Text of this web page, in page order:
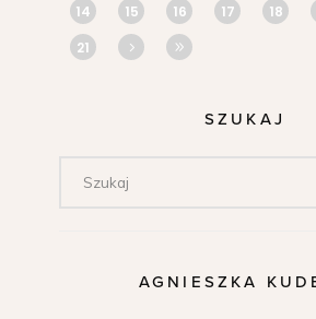
14
15 16 17 18
21
SZUKAJ
AGNIESZKA